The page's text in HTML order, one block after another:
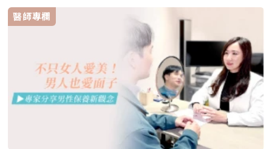
醫師專欄